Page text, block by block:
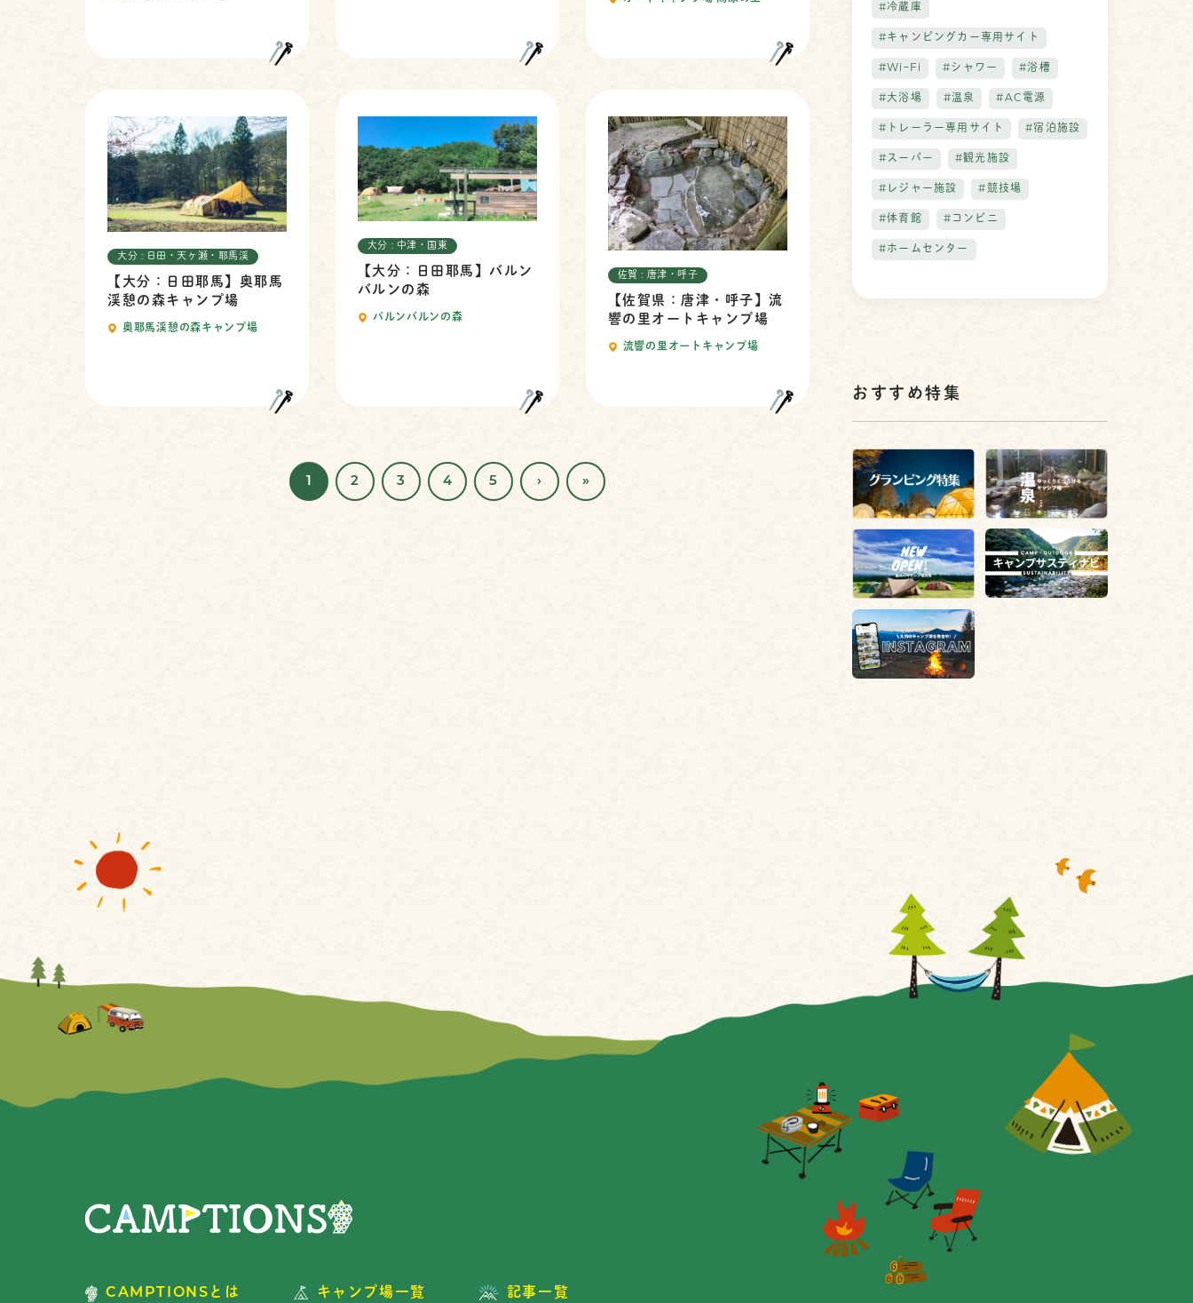
大分 : 日田・天ヶ瀬・耶馬渓
【大分：日田耶馬】奥耶馬
渓憩の森キャンプ場
奥耶馬渓憩の森キャンプ場
大分 : 中津・国東
【大分：日田耶馬】バルン
バルンの森
バルンバルンの森
佐賀 : 唐津・呼子
【佐賀県：唐津・呼子】流
響の里オートキャンプ場
流響の里オートキャンプ場
1 2 3 4 5 › »
#冷蔵庫
#キャンピングカー専用サイト
#WiｰFi #シャワー #浴槽
#大浴場 #温泉 #AC電源
#トレーラー専用サイト #宿泊施設
#スーパー #観光施設
#レジャー施設 #競技場
#体育館 #コンビニ
#ホームセンター
おすすめ特集
CAMPTIONSとは キャンプ場一覧 記事一覧